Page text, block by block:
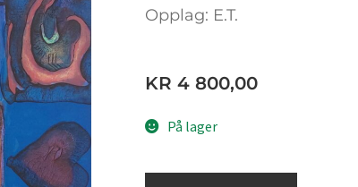
Opplag: E.T.
KR 4 800,00
På lager